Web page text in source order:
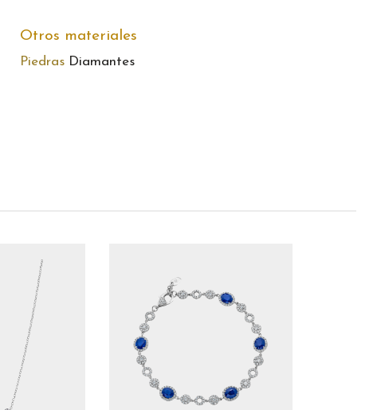
Otros materiales
PiedrasDiamantes